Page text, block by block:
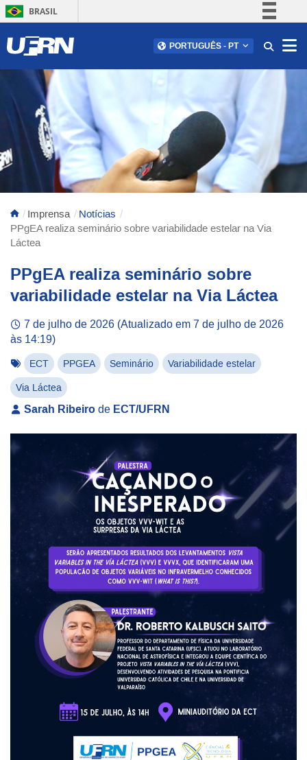
BRASIL
Comunica BR
Acesso à informação
Legislação
Canais
PORTUGUÊS - PT
Imprensa
Notícias
PPgEA realiza seminário sobre variabilidade estelar na Via
Láctea
PPgEA realiza seminário sobre
variabilidade estelar na Via Láctea
7 de julho de 2026 (Atualizado em7 de julho de 2026
às 14:19)
ECT PPGEA Seminário Variabilidade estelar
Via Láctea
Sarah Ribeiro de ECT/UFRN